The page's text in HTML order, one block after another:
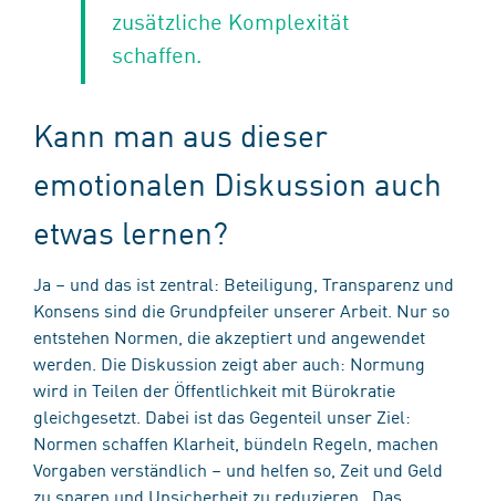
zusätzliche Komplexität
schaffen.
Kann man aus dieser
emotionalen Diskussion auch
etwas lernen?
Ja – und das ist zentral: Beteiligung, Transparenz und
Konsens sind die Grundpfeiler unserer Arbeit. Nur so
entstehen Normen, die akzeptiert und angewendet
werden. Die Diskussion zeigt aber auch: Normung
wird in Teilen der Öffentlichkeit mit Bürokratie
gleichgesetzt. Dabei ist das Gegenteil unser Ziel:
Normen schaffen Klarheit, bündeln Regeln, machen
Vorgaben verständlich – und helfen so, Zeit und Geld
zu sparen und Unsicherheit zu reduzieren. Das